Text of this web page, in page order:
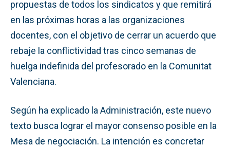
propuestas de todos los sindicatos y que remitirá
en las próximas horas a las organizaciones
docentes, con el objetivo de cerrar un acuerdo que
rebaje la conflictividad tras cinco semanas de
huelga indefinida del profesorado en la Comunitat
Valenciana.
Según ha explicado la Administración, este nuevo
texto busca lograr el mayor consenso posible en la
Mesa de negociación. La intención es concretar